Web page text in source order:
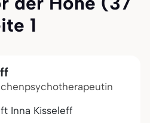
1
Inna Kisseleff